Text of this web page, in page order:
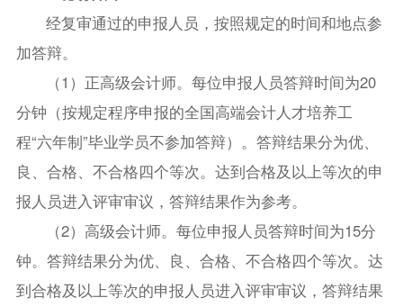
经复审通过的申报人员，按照规定的时间和地点参
加答辩。
（1）正高级会计师。每位申报人员答辩时间为20
分钟（按规定程序申报的全国高端会计人才培养工
程“六年制”毕业学员不参加答辩）。答辩结果分为优、
良、合格、不合格四个等次。达到合格及以上等次的申
报人员进入评审审议，答辩结果作为参考。
（2）高级会计师。每位申报人员答辩时间为15分
钟。答辩结果分为优、良、合格、不合格四个等次。达
到合格及以上等次的申报人员进入评审审议，答辩结果